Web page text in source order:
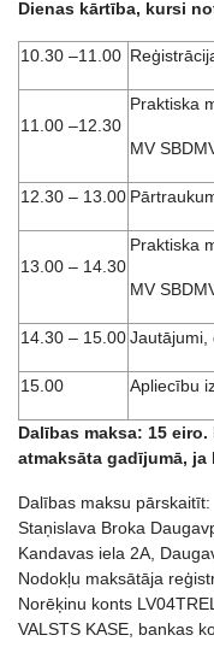
Dienas kārtība, kursi
10.30 –11.00
11.00 –12.30
Praktiska
MV
12.30 – 13.00
13.00 – 14.30
Praktiska
MV
14.30 – 15.00Jautājumi,
15.00 Apliecību
Dalības maksa: 15
atmaksāta gadījumā,
Dalības maksu pārskaitīt:
Staņislava Broka
Kandavas iela 2A,
Nodokļu maksātāja
Norēķinu konts
VALSTS KASE, bankas